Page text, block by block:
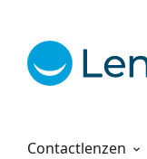
Contactlenzen
Lenzenvloeistoffen
Hoe bestellen